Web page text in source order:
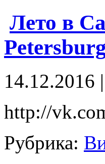
Лето в
14.12.2016
http://
Рубрика: